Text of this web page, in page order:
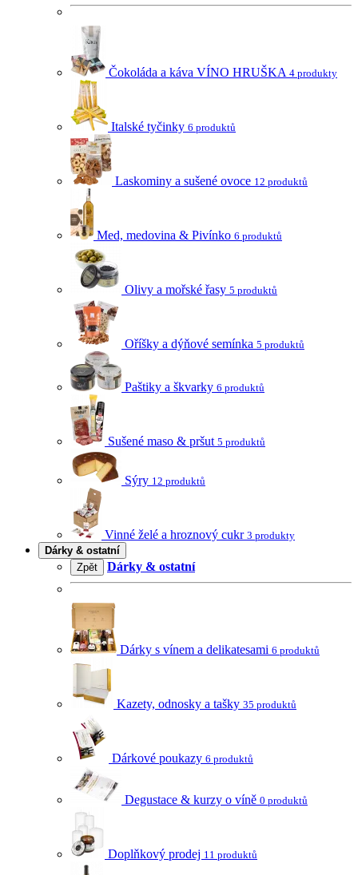
Čokoláda a káva VÍNO HRUŠKA 4 produkty
Italské tyčinky 6 produktů
Laskominy a sušené ovoce 12 produktů
Med, medovina & Pivínko 6 produktů
Olivy a mořské řasy 5 produktů
Oříšky a dýňové semínka 5 produktů
Paštiky a škvarky 6 produktů
Sušené maso & pršut 5 produktů
Sýry 12 produktů
Vinné želé a hroznový cukr 3 produkty
Dárky & ostatní
Zpět
Dárky & ostatní
Dárky s vínem a delikatesami 6 produktů
Kazety, odnosky a tašky 35 produktů
Dárkové poukazy 6 produktů
Degustace & kurzy o víně 0 produktů
Doplňkový prodej 11 produktů